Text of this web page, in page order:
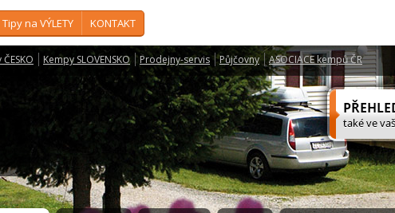
Tipy na VÝLETY KONTAKT
Kempy SLOVENSKO Prodejny-servis Půjčovny ASOCIACE kempů ČR